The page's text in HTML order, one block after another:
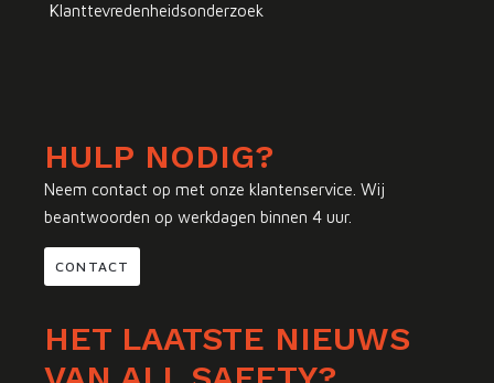
Klanttevredenheidsonderzoek
HULP NODIG?
Neem contact op met onze klantenservice. Wij
beantwoorden op werkdagen binnen 4 uur.
CONTACT
HET LAATSTE NIEUWS